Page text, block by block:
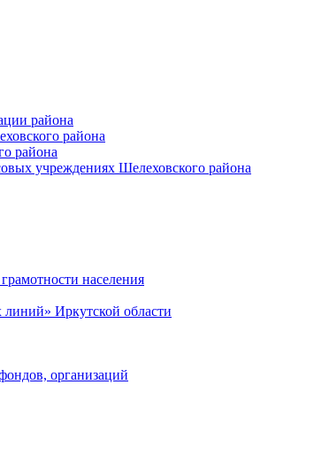
района
района
района
учреждениях Шелеховского района
населения
Иркутской области
организаций